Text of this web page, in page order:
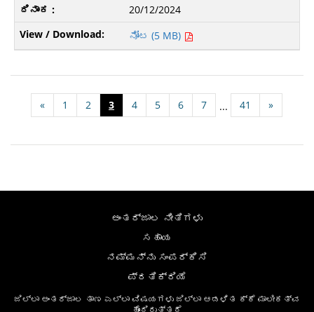
20/12/2024
ನೋಟ (5 MB)
« 1 2 3 4 5 6 7 ... 41 »
ಅಂತರ್ಜಾಲ ನೀತಿಗಳು
ಸಹಾಯ
ನಮ್ಮನ್ನು ಸಂಪರ್ಕಿಸಿ
ಪ್ರತಿಕ್ರಿಯೆ
ಜಿಲ್ಲಾ ಅಂತರ್ಜಾಲ ತಾಣ ಎಲ್ಲಾ ವಿಷಯಗಳು ಜಿಲ್ಲಾ ಆಡಳಿತ ಕ್ಕೆ ಮಾಲೀಕತ್ವ
ಹೊಂದಿರುತ್ತದೆ